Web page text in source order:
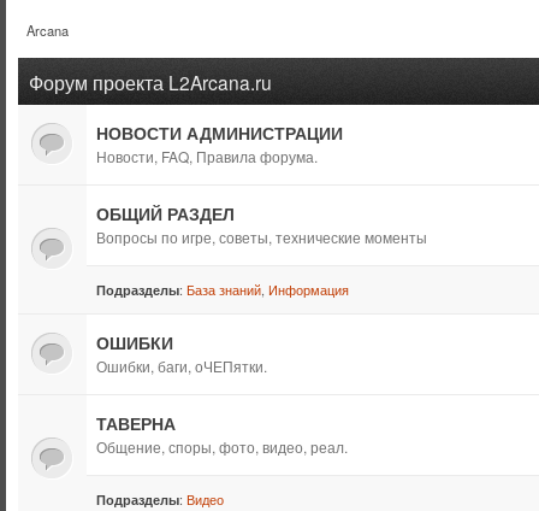
Arcana
Форум проекта L2Arcana.ru
НОВОСТИ АДМИНИСТРАЦИИ
Новости, FAQ, Правила форума.
ОБЩИЙ РАЗДЕЛ
Вопросы по игре, советы, технические моменты
Подразделы: База знаний Информация
ОШИБКИ
Ошибки, баги, оЧЕПятки.
ТАВЕРНА
Общение, споры, фото, видео, реал.
Подразделы: Видео